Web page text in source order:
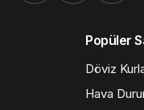
Popüler
Döviz
Hava